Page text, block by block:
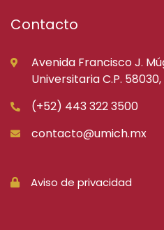
Contacto
Avenida Francisco J.
Universitaria C.P.
(+52) 443 322 3500
contacto@umich.mx
Aviso de privacidad